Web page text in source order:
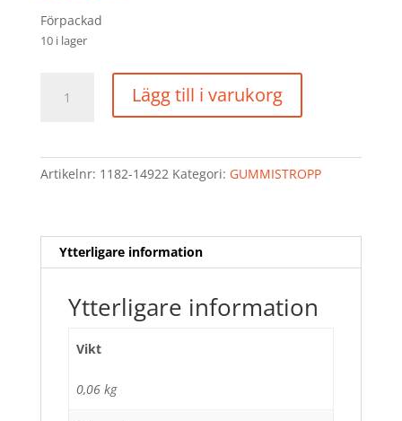
Förpackad
10 i lager
mängd
Lägg till i varukorg
Artikelnr: 1182-14922 Kategori: GUMMISTROPP
Ytterligare information
Ytterligare information
Vikt
0,06 kg